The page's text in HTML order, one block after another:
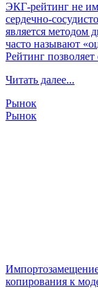
ЭКГ-рейтинг не
сердечно-
является методом
часто называют
Рейтинг позволяет
Читать далее...
Рынок
Рынок
копирования к